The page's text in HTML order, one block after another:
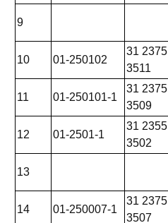
9
10 01-250102
31 2375
3511
11 01-250101-1
31 2375
3509
12 01-2501-1
31 2355
3502
13
14 01-250007-1
31 2375
3507